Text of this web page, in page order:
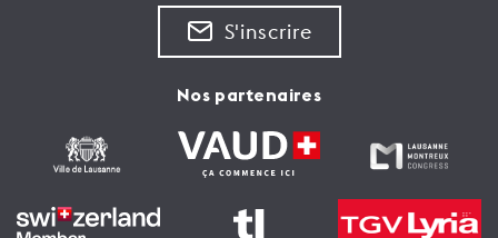
S'inscrire
Nos partenaires